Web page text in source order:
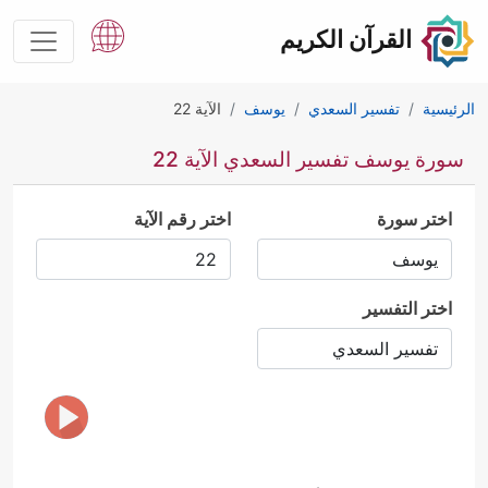
القرآن الكريم
الرئيسية تفسير السعدي يوسف الآية 22
سورة يوسف تفسير السعدي الآية 22
اختر سورة اختر رقم الآية
اختر التفسير